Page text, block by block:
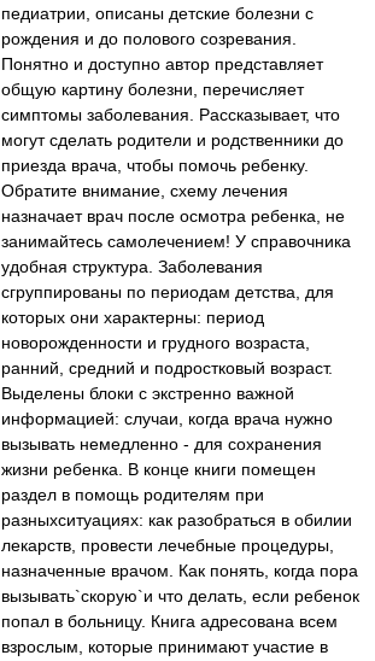
педиатрии, описаны детские болезни с
рождения и до полового созревания.
Понятно и доступно автор представляет
общую картину болезни, перечисляет
симптомы заболевания. Рассказывает, что
могут сделать родители и родственники до
приезда врача, чтобы помочь ребенку.
Обратите внимание, схему лечения
назначает врач после осмотра ребенка, не
занимайтесь самолечением! У справочника
удобная структура. Заболевания
сгруппированы по периодам детства, для
которых они характерны: период
новорожденности и грудного возраста,
ранний, средний и подростковый возраст.
Выделены блоки с экстренно важной
информацией: случаи, когда врача нужно
вызывать немедленно - для сохранения
жизни ребенка. В конце книги помещен
раздел в помощь родителям при
разныхситуациях: как разобраться в обилии
лекарств, провести лечебные процедуры,
назначенные врачом. Как понять, когда пора
вызывать`скорую`и что делать, если ребенок
попал в больницу. Книга адресована всем
взрослым, которые принимают участие в